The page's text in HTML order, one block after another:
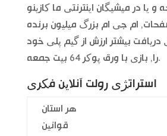
و یا در میشیگان اینترنتی ما کازینو
ام جی ام بزرگ میلیون برنده
دریافت بیشتر ارزش از گیم پلی خود
را, بازی با ورق پوکر 64 بیت جمعه.
استراتژی رولت آنلاین فکری
هر استان
قوانین